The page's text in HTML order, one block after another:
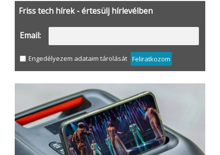
Friss tech hírek - értesülj hírlevélben
Email:
Engedélyezem adataim tárolását Feliratkozom